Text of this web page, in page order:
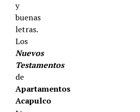
y
buenas
letras.
Los
Nuevos
Testamentos
de
Apartamentos
Acapulco